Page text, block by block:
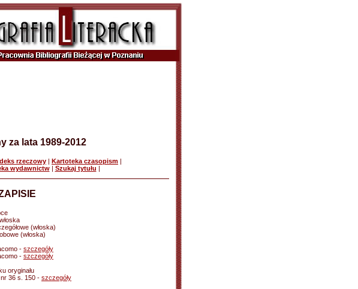
za lata 1989-2012
rzeczowy | Kartoteka czasopism |
wydawnictw| Szukaj tytułu |
(włoska)
(włoska)
- szczegóły
- szczegóły
oryginału
36 s. 150 - szczegóły